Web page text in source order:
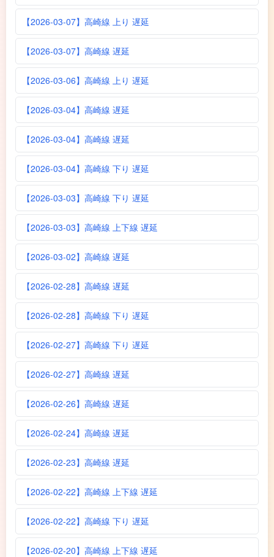
【2026-03-07】高崎線 上り 遅延
【2026-03-07】高崎線 遅延
【2026-03-06】高崎線 上り 遅延
【2026-03-04】高崎線 遅延
【2026-03-04】高崎線 遅延
【2026-03-04】高崎線 下り 遅延
【2026-03-03】高崎線 下り 遅延
【2026-03-03】高崎線 上下線 遅延
【2026-03-02】高崎線 遅延
【2026-02-28】高崎線 遅延
【2026-02-28】高崎線 下り 遅延
【2026-02-27】高崎線 下り 遅延
【2026-02-27】高崎線 遅延
【2026-02-26】高崎線 遅延
【2026-02-24】高崎線 遅延
【2026-02-23】高崎線 遅延
【2026-02-22】高崎線 上下線 遅延
【2026-02-22】高崎線 下り 遅延
【2026-02-20】高崎線 上下線 遅延